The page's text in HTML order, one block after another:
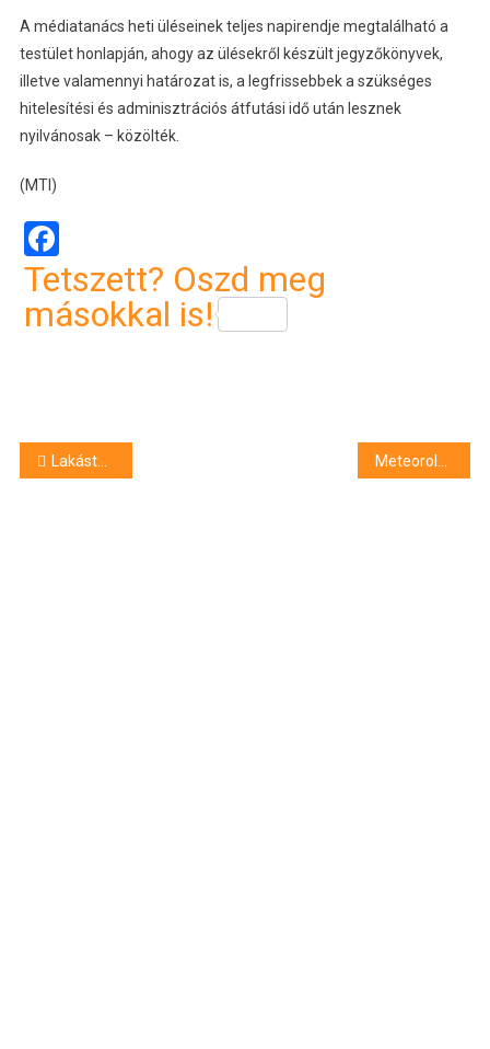
A médiatanács heti üléseinek teljes napirendje megtalálható a
testület honlapján, ahogy az ülésekről készült jegyzőkönyvek,
illetve valamennyi határozat is, a legfrissebbek a szükséges
hitelesítési és adminisztrációs átfutási idő után lesznek
nyilvánosak – közölték.
(MTI)
Facebook
Tetszett? Oszd meg
másokkal is!
Bejegyzés
Lakástűzben meghalt egy idős férfi Bácsbokodon Meteorológia: Lénárddarócon és Zabarban mínusz 3,1 Celsius-fok volt csütörtök hajnalban